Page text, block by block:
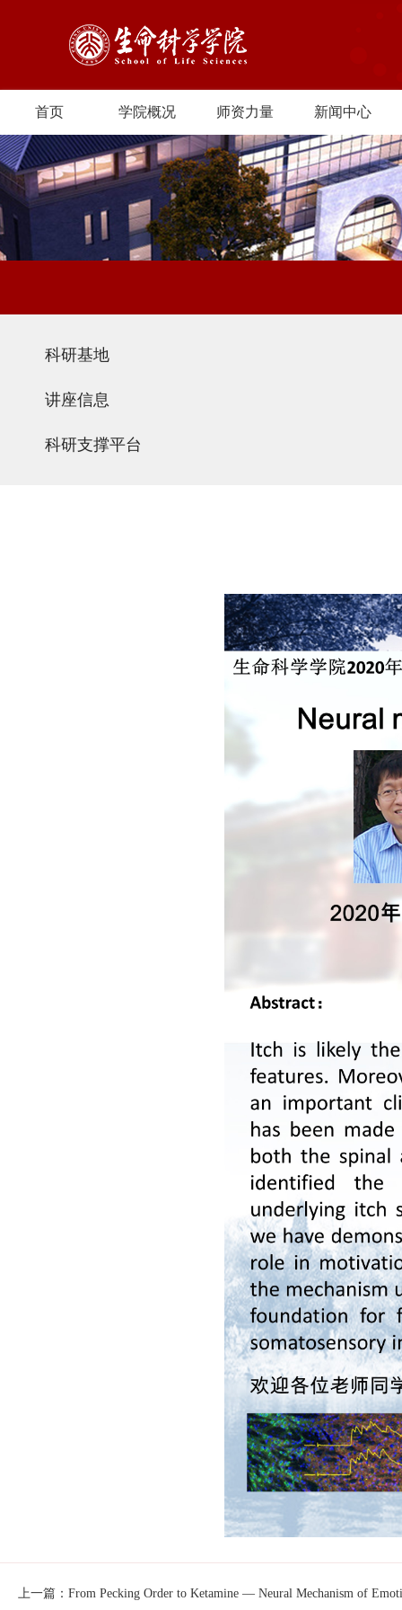
首页 学院概况 师资力量 新闻中心
科研基地
讲座信息
科研支撑平台
上一篇：From Pecking Order to Ketamine — Neural Mechanism of